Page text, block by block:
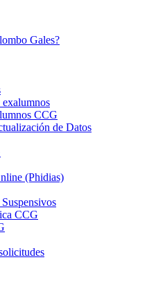
Gales?
exalumnos
CCG
de Datos
(Phidias)
CCG